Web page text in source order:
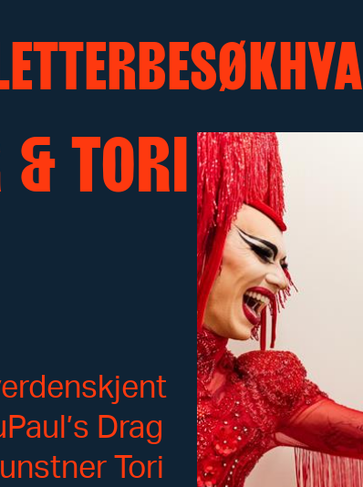
BESØK
& TORI
Drag
Tori